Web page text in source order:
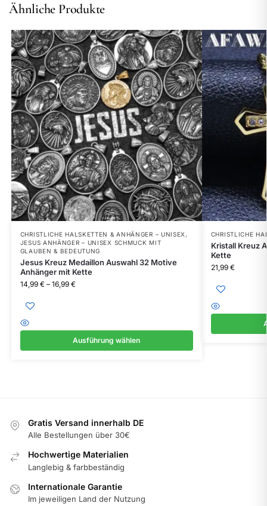
Ähnliche Produkte
CHRISTLICHE HALSKETTEN & ANHÄNGER – UNISEX ,
JESUS ANHÄNGER – UNISEX SCHMUCK MIT
GLAUBEN & BEDEUTUNG
Jesus Kreuz Medaillon Auswahl 32 Motive
Anhänger mit Kette
14,99 € – 16,99 €
Ausführung wählen
CHRISTLICHE
Kristall Kreuz
Kette
21,99 €
Gratis Versand innerhalb DE
Alle Bestellungen über 30€
Hochwertige Materialien
Langlebig & farbbeständig
Internationale Garantie
Im jeweiligen Land der Nutzung